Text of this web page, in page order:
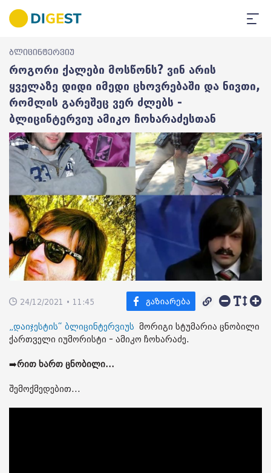
ბლიცინტერვიუ
როგორი ქალები მოსწონს? ვინ არის
ყველაზე დიდი იმედი ცხოვრებაში და ნივთი,
რომლის გარეშეც ვერ ძლებს -
ბლიცინტერვიუ ამიკო ჩოხარაძესთან
24/12/2021 • 11:45
„დაიჯესტის“ ბლიცინტერვიუს მორიგი სტუმარია ცნობილი
ქართველი იუმორისტი - ამიკო ჩოხარაძე.
➡️რით ხართ ცნობილი...
შემოქმედებით...